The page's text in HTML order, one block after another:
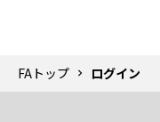
FAトップ ログイン